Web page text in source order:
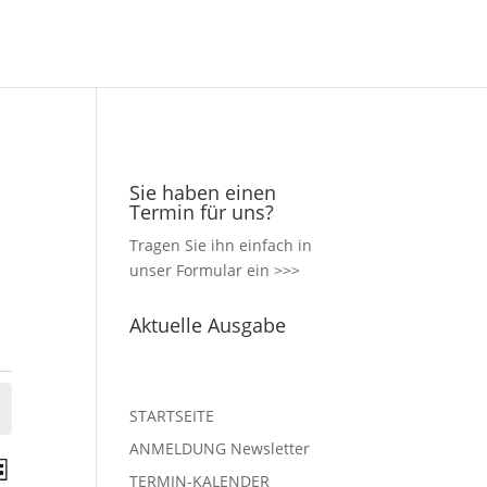
Sie haben einen
Termin für uns?
Tragen Sie ihn einfach in
unser Formular ein >>>
Aktuelle Ausgabe
STARTSEITE
ANMELDUNG Newsletter
TERMIN-KALENDER